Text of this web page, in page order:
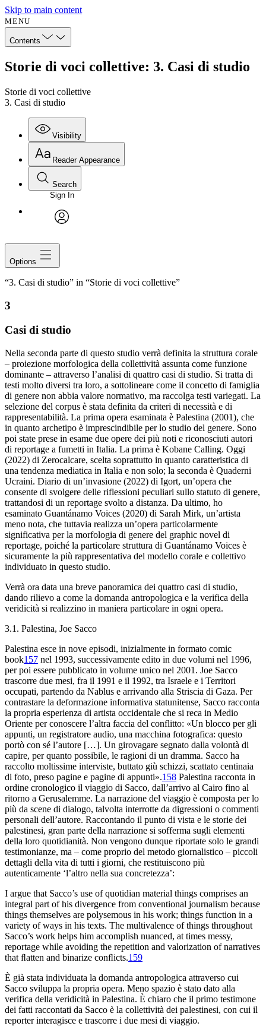
Skip to main content
MENU
Contents
Storie di voci collettive: 3. Casi di studio
Storie di voci collettive
3. Casi di studio
Visibility
Reader Appearance
Search
Sign In
Options
“3. Casi di studio” in “Storie di voci collettive”
3
Casi di studio
Nella seconda parte di questo studio verrà definita la struttura corale
– proiezione morfologica della collettività assunta come funzione
dominante – attraverso l’analisi di quattro casi di studio. Si tratta di
testi molto diversi tra loro, a sottolineare come il concetto di famiglia
di genere non abbia valore normativo, ma raccolga testi variegati. La
selezione del corpus è stata definita da criteri di necessità e di
rappresentabilità. La prima opera esaminata è Palestina (2001), che
in quanto archetipo è imprescindibile per lo studio del genere. Sono
poi state prese in esame due opere dei più noti e riconosciuti autori
di reportage a fumetti in Italia. La prima è Kobane Calling. Oggi
(2022) di Zerocalcare, scelta soprattutto in quanto caratteristica di
una tendenza mediatica in Italia e non solo; la seconda è Quaderni
Ucraini. Diario di un’invasione (2022) di Igort, un’opera che
consente di svolgere delle riflessioni peculiari sullo statuto di genere,
trattandosi di un reportage svolto a distanza. Da ultimo, ho
esaminato Guantánamo Voices (2020) di Sarah Mirk, un’artista
meno nota, che tuttavia realizza un’opera particolarmente
significativa per la morfologia di genere del graphic novel di
reportage, poiché la particolare struttura di Guantánamo Voices è
sicuramente la più rappresentativa del modello corale e collettivo
individuato in questo studio.
Verrà ora data una breve panoramica dei quattro casi di studio,
dando rilievo a come la domanda antropologica e la verifica della
veridicità si realizzino in maniera particolare in ogni opera.
3.1. Palestina, Joe Sacco
Palestina esce in nove episodi, inizialmente in formato comic
book157 nel 1993, successivamente edito in due volumi nel 1996,
per poi essere pubblicato in volume unico nel 2001. Joe Sacco
trascorre due mesi, fra il 1991 e il 1992, tra Israele e i Territori
occupati, partendo da Nablus e arrivando alla Striscia di Gaza. Per
contrastare la deformazione informativa statunitense, Sacco racconta
la propria esperienza di artista occidentale che si reca in Medio
Oriente per conoscere l’altra faccia del conflitto: «Un blocco per gli
appunti, un registratore audio, una macchina fotografica: questo
portò con sé l’autore […]. Un girovagare segnato dalla volontà di
capire, per quanto possibile, le ragioni di un dramma. Sacco ha
raccolto moltissime interviste, buttato giù schizzi, scattato centinaia
di foto, preso pagine e pagine di appunti».158 Palestina racconta in
ordine cronologico il viaggio di Sacco, dall’arrivo al Cairo fino al
ritorno a Gerusalemme. La narrazione del viaggio è composta per lo
più da scene di dialogo, talvolta interrotte da digressioni o commenti
personali dell’autore. Raccontando il punto di vista e le storie dei
palestinesi, gran parte della narrazione si sofferma sugli elementi
della loro quotidianità. Non vengono dunque riportate solo le grandi
testimonianze, ma – come proprio del metodo giornalistico – piccoli
dettagli della vita di tutti i giorni, che restituiscono più
autenticamente ‘l’altro nella sua concretezza’:
I argue that Sacco’s use of quotidian material things comprises an
integral part of his divergence from conventional journalism because
things themselves are polysemous in his work; things function in a
variety of ways in his texts. The multivalence of things throughout
Sacco’s work helps him accomplish nuanced, at times messy,
reportage while avoiding the repetition and valorization of narratives
that ﬂatten and binarize conﬂicts.159
È già stata individuata la domanda antropologica attraverso cui
Sacco sviluppa la propria opera. Meno spazio è stato dato alla
verifica della veridicità in Palestina. È chiaro che il primo testimone
dei fatti raccontati da Sacco è la collettività dei palestinesi, con cui il
reporter interagisce e trascorre i due mesi di viaggio.